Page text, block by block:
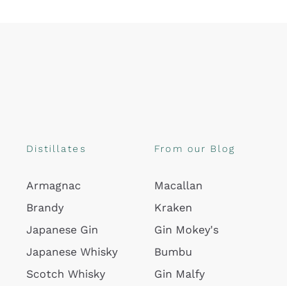
Distillates
Armagnac
Brandy
Japanese Gin
Japanese Whisky
Scotch Whisky
From our Blog
Macallan
Kraken
Gin Mokey's
Bumbu
Gin Malfy